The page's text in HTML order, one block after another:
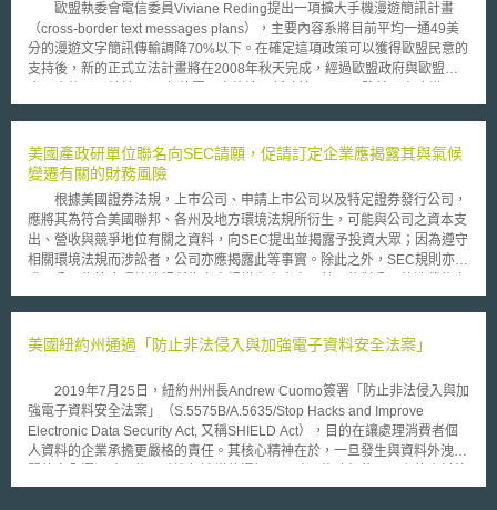
歐盟執委會電信委員Viviane Reding提出一項擴大手機漫遊簡訊計畫
（cross-border text messages plans），主要內容系將目前平均一通49美
分的漫遊文字簡訊傳輸調降70%以下。在確定這項政策可以獲得歐盟民意的
支持後，新的正式立法計畫將在2008年秋天完成，經過歐盟政府與歐盟議
4.2美分作為零售文字漫遊簡訊的價格上限，但是在徵詢各方意見後，電信
據電信委員會的消息指出，文字漫遊簡訊的批發價上限也將可能調降在4到8
美分之間。 有業者表示，歐盟電信委員會增加對於電信費率的價格管
制，將會降低業者研發新服務的意願。但是，歐盟電信委員會認為業者的主
張，並不能構成文字簡訊費率上限政策施行的阻礙。 由於文字簡訊的
市場已經成熟，業者在此項服務的獲利上已相當穩定，因此透過合理的價格
上限，可以讓消費者有更符成本的漫遊文字簡訊服務，同時業者也能持續在
此項服務上獲利。但是反觀資料傳輸尚處於萌芽階段，因此電信管制者與系
外，Reding於2007年曾提議對於歐洲漫遊語音通話的價格進行上限管制，
Reding表示此項於2009年到期的政策極可能再延長三年至2012年。
美國產政研單位聯名向SEC請願，促請訂定企業應揭露其與氣候
變遷有關的財務風險
根據美國證券法規，上市公司、申請上市公司以及特定證券發行公司，
應將其為符合美國聯邦、各州及地方環境法規所衍生，可能與公司之資本支
出、營收與競爭地位有關之資料，向SEC提出並揭露予投資大眾；因為遵守
相關環境法規而涉訟者，公司亦應揭露此等事實。除此之外，SEC規則亦要
產生重大影響，公司對於任何與之相關的已知發展趨勢、承諾的義務、事件
該州內五家能源公司發出傳票（subpoenas），要求這五家公司應各自分析
個投資團體、十個州的財政官員以及環保團體亦聯名向美國證券交易委員會
（Securities Exchange Commission, SEC）請願，促請SEC要求企業應該
評估並揭露與氣候變遷有關的財務風險。請願者認為，氣候變遷相關資訊影
響投資意願，亦為重要的公司資訊，故SEC應釐清，根據既有法規（即
1934制定年的證券交易法）中的公司資訊揭露規定，公司亦應有揭露氣候
美國紐約州通過「防止非法侵入與加強電子資料安全法案」
2019年7月25日，紐約州州長Andrew Cuomo簽署「防止非法侵入與加
強電子資料安全法案」（S.5575B/A.5635/Stop Hacks and Improve
Electronic Data Security Act, 又稱SHIELD Act），目的在讓處理消費者個
人資料的企業承擔更嚴格的責任。其核心精神在於，一旦發生與資料外洩相
洩通知法，擴大個資蒐集適用範圍、個資定義 (例生物特徵、電郵資訊等)及